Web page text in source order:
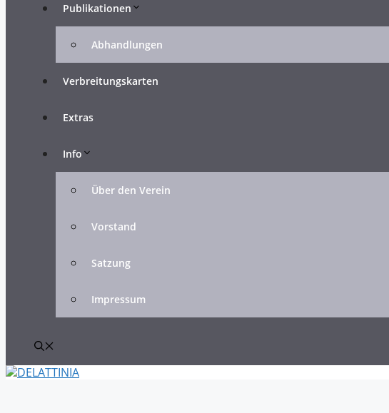
Publikationen
Abhandlungen
Verbreitungskarten
Extras
Info
Über den Verein
Vorstand
Satzung
Impressum